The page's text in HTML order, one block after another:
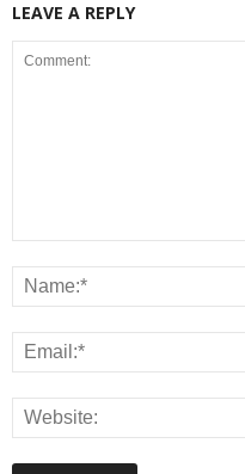
LEAVE A REPLY